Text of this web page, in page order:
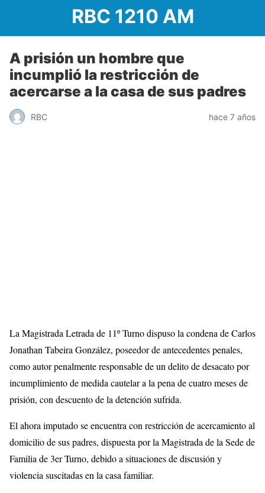
RBC 1210 AM
A prisión un hombre que
incumplió la restricción de
acercarse a la casa de sus padres
RBC hace 7 años
La Magistrada Letrada de 11º Turno dispuso la condena de Carlos
Jonathan Tabeira González, poseedor de antecedentes penales,
como autor penalmente responsable de un delito de desacato por
incumplimiento de medida cautelar a la pena de cuatro meses de
prisión, con descuento de la detención sufrida.
El ahora imputado se encuentra con restricción de acercamiento al
domicilio de sus padres, dispuesta por la Magistrada de la Sede de
Familia de 3er Turno, debido a situaciones de discusión y
violencia suscitadas en la casa familiar.